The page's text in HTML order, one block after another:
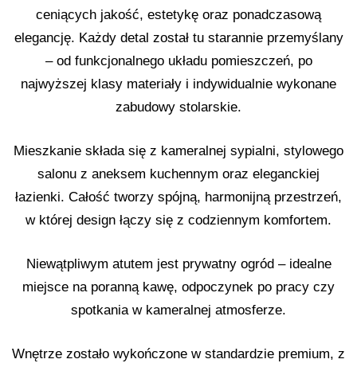
ceniących jakość, estetykę oraz ponadczasową
elegancję. Każdy detal został tu starannie przemyślany
– od funkcjonalnego układu pomieszczeń, po
najwyższej klasy materiały i indywidualnie wykonane
zabudowy stolarskie.
Mieszkanie składa się z kameralnej sypialni, stylowego
salonu z aneksem kuchennym oraz eleganckiej
łazienki. Całość tworzy spójną, harmonijną przestrzeń,
w której design łączy się z codziennym komfortem.
Niewątpliwym atutem jest prywatny ogród – idealne
miejsce na poranną kawę, odpoczynek po pracy czy
spotkania w kameralnej atmosferze.
Wnętrze zostało wykończone w standardzie premium, z